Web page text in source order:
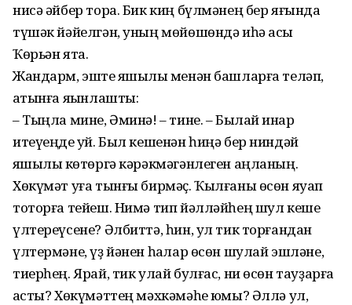
нисә әйбер тора. Бик киң бүлмәнең бер яғында
түшәк йәйелгән, уның мөйөшөндә иһә асыҡ
Ҡөрьән ята.
Жандарм, эште яҡшылыҡ менән башларға теләп,
ҡатынға яҡын­лашты:
– Тыңла мине, Әминә! – тине. – Былай инҡар
итеүеңде ҡуй. Был кешенән һиңә бер ниндәй
яҡшылыҡ көтөргә кәрәкмәгәнлеген аңланың.
Хөкүмәт уға тынғы бирмәҫ. Ҡылғаны өсөн яуап
тоторға тейеш. Нимә тип йәлләйһең шул кеше
үлтереүсене? Әлбиттә, һин, ул тик торғандан
үлтермәне, үҙ йәнен һаҡлар өсөн шулай эшләне,
тиерһең. Ярай, тик улай булғас, ни өсөн тауҙарға
ҡасты? Хөкүмәттең мәхкәмәһе юҡмы? Әллә ул,